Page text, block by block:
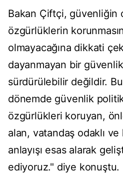
Bakan Çiftçi, güvenliğin
özgürlüklerin
olmayacağına dikkati
dayanmayan bir güvenlik
sürdürülebilir değildir.
dönemde güvenlik
özgürlükleri koruyan,
alan, vatandaş odaklı
anlayışı esas alarak
ediyoruz." diye konuştu.